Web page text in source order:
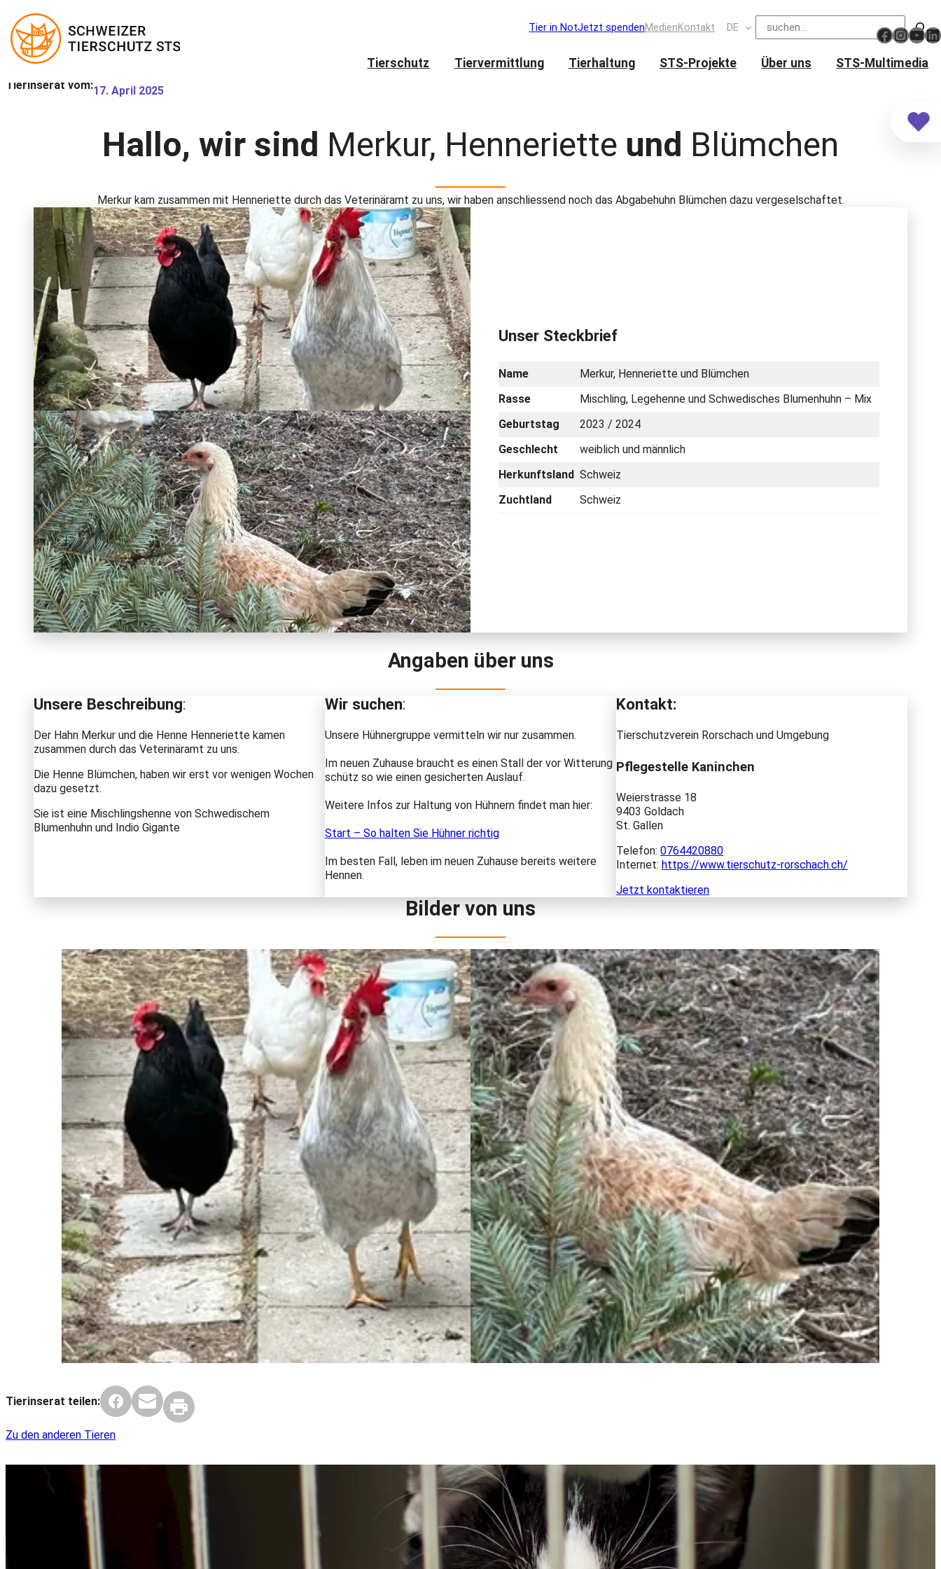
Zum
Tier in NotJetzt spendenMedienKontakt DE
Suchen
https://www.facebook.com/
Tierschutz Tiervermittlung Tierhaltung STS-Projekte Über uns STS-Multimedia
Tierinserat vom:17. April 2025
Hallo, wir sind Merkur, Henneriette und Blümchen
Merkur kam zusammen mit Henneriette durch das Veterinäramt zu uns, wir haben anschliessend noch das Abgabehuhn Blümchen dazu vergeselschaftet.
Unser Steckbrief
Name
Merkur, Henneriette und Blümchen
Rasse
Mischling, Legehenne und Schwedisches Blumenhuhn – Mix
Geburtstag
2023 / 2024
Geschlecht
weiblich und männlich
Herkunftsland Schweiz
Zuchtland
Schweiz
Angaben über uns
Unsere Beschreibung:
Der Hahn Merkur und die Henne Henneriette kamen
zusammen durch das Veterinäramt zu uns.
Die Henne Blümchen, haben wir erst vor wenigen Wochen
dazu gesetzt.
Sie ist eine Mischlingshenne von Schwedischem
Blumenhuhn und Indio Gigante
Wir suchen:
Unsere Hühnergruppe vermitteln wir nur zusammen.
Im neuen Zuhause braucht es einen Stall der vor Witterung
schütz so wie einen gesicherten Auslauf.
Weitere Infos zur Haltung von Hühnern findet man hier:
Start – So halten Sie Hühner richtig
Im besten Fall, leben im neuen Zuhause bereits weitere
Hennen.
Kontakt:
Tierschutzverein Rorschach und Umgebung
Pflegestelle Kaninchen
Weierstrasse 18
9403 Goldach
St. Gallen
Telefon: 0764420880
Internet: https://www.tierschutz-rorschach.ch/
Jetzt kontaktieren
Bilder von uns
Tierinserat teilen:
Zu den anderen Tieren